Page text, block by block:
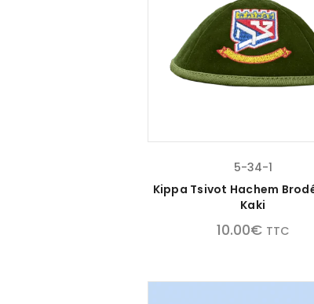
5-34-1
Kippa Tsivot Hachem
Kaki
10.00€ TTC